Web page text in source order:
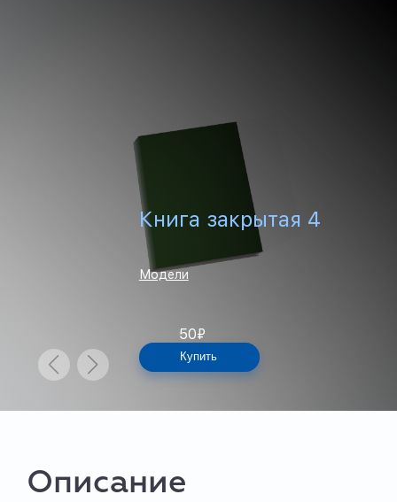
Книга закрытая 4
Модели
50₽
Купить
Описание